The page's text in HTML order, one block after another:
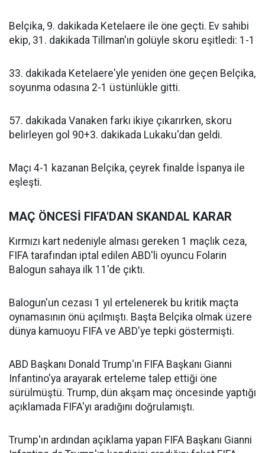
Belçika, 9. dakikada Ketelaere ile öne geçti. Ev sahibi
ekip, 31. dakikada Tillman'ın golüyle skoru eşitledi: 1-1
33. dakikada Ketelaere'yle yeniden öne geçen Belçika,
soyunma odasına 2-1 üstünlükle gitti.
57. dakikada Vanaken farkı ikiye çıkarırken, skoru
belirleyen gol 90+3. dakikada Lukaku'dan geldi.
Maçı 4-1 kazanan Belçika, çeyrek finalde İspanya ile
eşleşti.
MAÇ ÖNCESİ FIFA'DAN SKANDAL KARAR
Kırmızı kart nedeniyle alması gereken 1 maçlık ceza,
FIFA tarafından iptal edilen ABD'li oyuncu Folarin
Balogun sahaya ilk 11'de çıktı.
Balogun'un cezası 1 yıl ertelenerek bu kritik maçta
oynamasının önü açılmıştı. Başta Belçika olmak üzere
dünya kamuoyu FIFA ve ABD'ye tepki göstermişti.
ABD Başkanı Donald Trump'ın FIFA Başkanı Gianni
Infantino'ya arayarak erteleme talep ettiği öne
sürülmüştü. Trump, dün akşam maç öncesinde yaptığı
açıklamada FIFA'yı aradığını doğrulamıştı.
Trump'ın ardından açıklama yapan FIFA Başkanı Gianni